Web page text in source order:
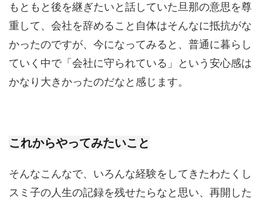
もともと後を継ぎたいと話していた旦那の意思を尊
重して、会社を辞めること自体はそんなに抵抗がな
かったのですが、今になってみると、普通に暮らし
ていく中で「会社に守られている」という安心感は
かなり大きかったのだなと感じます。
これからやってみたいこと
そんなこんなで、いろんな経験をしてきたわたくし
スミ子の人生の記録を残せたらなと思い、再開した